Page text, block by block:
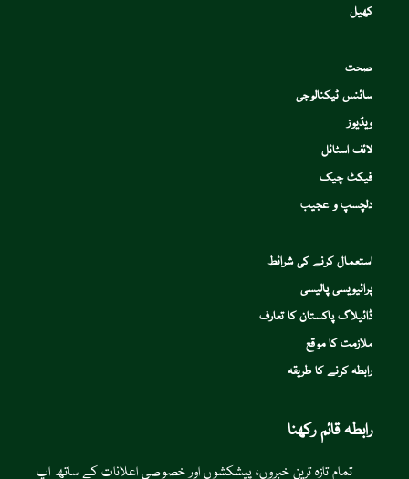
کھیل
صحت
سائنس ٹیکنالوجی
ویڈیوز
لائف اسٹائل
فیکٹ چیک
دلچسپ و عجیب
استعمال کرنے کی شرائط
پرائیویسی پالیسی
ڈائیلاگ پاکستان کا تعارف
ملازمت کا موقع
رابطہ کرنے کا طریقہ
رابطہ قائم رکھنا
تمام تازہ ترین خبروں، پیشکشوں اور خصوصی اعلانات کے ساتھ اپ